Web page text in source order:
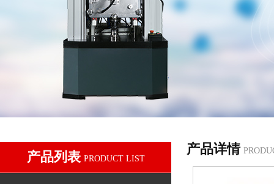
产品列表 PRODUCT LIST
产品详情